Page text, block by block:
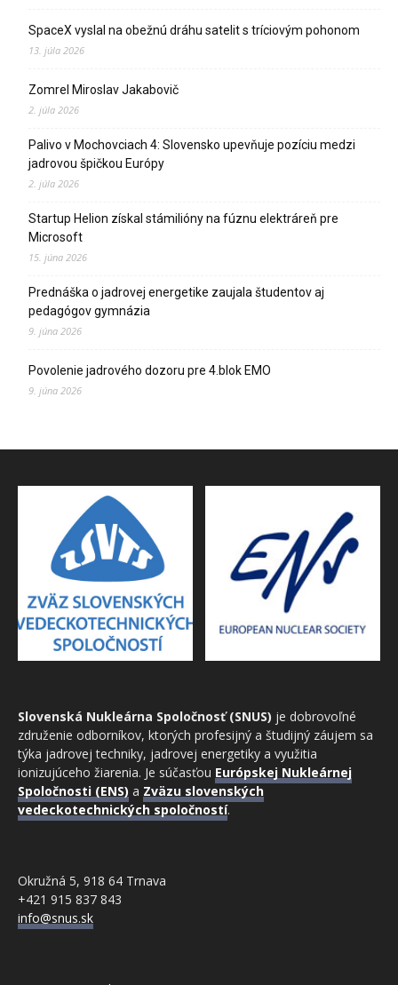
SpaceX vyslal na obežnú dráhu satelit s tríciovým pohonom
13. júla 2026
Zomrel Miroslav Jakabovič
2. júla 2026
Palivo v Mochovciach 4: Slovensko upevňuje pozíciu medzi
jadrovou špičkou Európy
2. júla 2026
Startup Helion získal stámilióny na fúznu elektráreň pre
Microsoft
15. júna 2026
Prednáška o jadrovej energetike zaujala študentov aj
pedagógov gymnázia
9. júna 2026
Povolenie jadrového dozoru pre 4.blok EMO
9. júna 2026
Slovenská Nukleárna Spoločnosť (SNUS) je dobrovoľné
združenie odborníkov, ktorých profesijný a študijný záujem sa
týka jadrovej techniky, jadrovej energetiky a využitia
ionizujúceho žiarenia. Je súčasťou Európskej Nukleárnej
Spoločnosti (ENS) a Zväzu slovenských
vedeckotechnických spoločností.
Okružná 5, 918 64 Trnava
+421 915 837 843
info@snus.sk